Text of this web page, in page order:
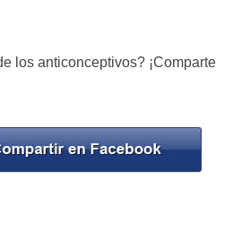
los anticonceptivos? ¡Comparte